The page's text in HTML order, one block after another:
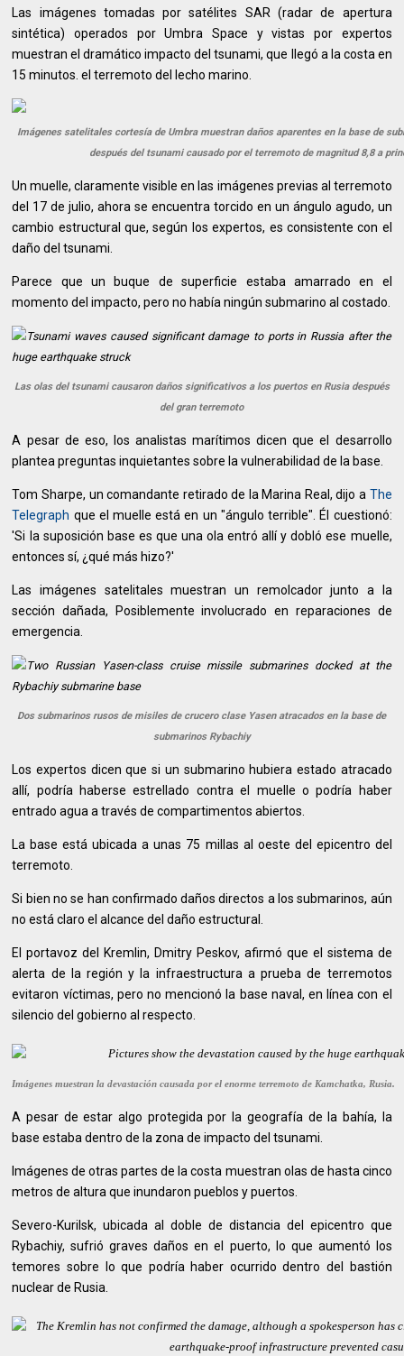
Las imágenes tomadas por satélites SAR (radar de apertura
sintética) operados por Umbra Space y vistas por expertos
muestran el dramático impacto del tsunami, que llegó a la costa en
15 minutos. el terremoto del lecho marino.
Imágenes satelitales cortesía de Umbra muestran daños aparentes en la base de
después del tsunami causado por el terremoto de magnitud 8,8 a
Un muelle, claramente visible en las imágenes previas al terremoto
del 17 de julio, ahora se encuentra torcido en un ángulo agudo, un
cambio estructural que, según los expertos, es consistente con el
daño del tsunami.
Parece que un buque de superficie estaba amarrado en el
momento del impacto, pero no había ningún submarino al costado.
Las olas del tsunami causaron daños significativos a los puertos en Rusia después
del gran terremoto
A pesar de eso, los analistas marítimos dicen que el desarrollo
plantea preguntas inquietantes sobre la vulnerabilidad de la base.
Tom Sharpe, un comandante retirado de la Marina Real, dijo a The
Telegraph que el muelle está en un "ángulo terrible". Él cuestionó:
'Si la suposición base es que una ola entró allí y dobló ese muelle,
entonces sí, ¿qué más hizo?'
Las imágenes satelitales muestran un remolcador junto a la
sección dañada, Posiblemente involucrado en reparaciones de
emergencia.
Dos submarinos rusos de misiles de crucero clase Yasen atracados en la base de
submarinos Rybachiy
Los expertos dicen que si un submarino hubiera estado atracado
allí, podría haberse estrellado contra el muelle o podría haber
entrado agua a través de compartimentos abiertos.
La base está ubicada a unas 75 millas al oeste del epicentro del
terremoto.
Si bien no se han confirmado daños directos a los submarinos, aún
no está claro el alcance del daño estructural.
El portavoz del Kremlin, Dmitry Peskov, afirmó que el sistema de
alerta de la región y la infraestructura a prueba de terremotos
evitaron víctimas, pero no mencionó la base naval, en línea con el
silencio del gobierno al respecto.
Imágenes muestran la devastación causada por el enorme terremoto de Kamchatka, Rusia.
A pesar de estar algo protegida por la geografía de la bahía, la
base estaba dentro de la zona de impacto del tsunami.
Imágenes de otras partes de la costa muestran olas de hasta cinco
metros de altura que inundaron pueblos y puertos.
Severo-Kurilsk, ubicada al doble de distancia del epicentro que
Rybachiy, sufrió graves daños en el puerto, lo que aumentó los
temores sobre lo que podría haber ocurrido dentro del bastión
nuclear de Rusia.